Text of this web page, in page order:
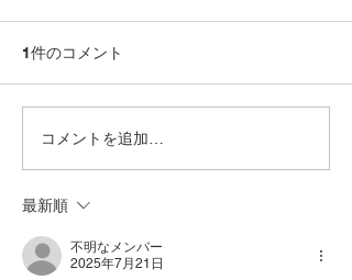
【埼玉県リーグ2部A 後期
第4節！ vs坂戸ディプロ
マッツ】
1件のコメント
コメントを追加…
最新順
不明なメンバー
2025年7月21日